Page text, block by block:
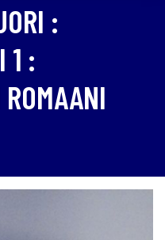
:
1 :